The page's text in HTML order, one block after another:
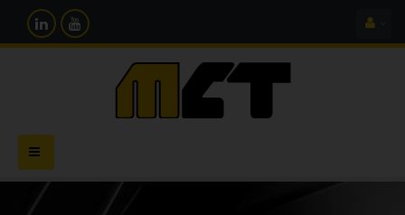
Navegación
Toggle